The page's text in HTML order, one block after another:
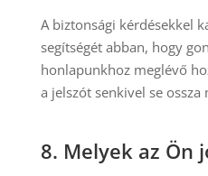
A biztonsági kérdésekkel
segítségét abban, hogy
honlapunkhoz meglévő
a jelszót senkivel se ossza
8. Melyek az Ön